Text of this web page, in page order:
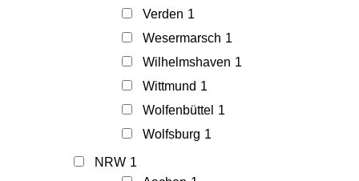
Verden 1
Wesermarsch 1
Wilhelmshaven 1
Wittmund 1
Wolfenbüttel 1
Wolfsburg 1
NRW 1